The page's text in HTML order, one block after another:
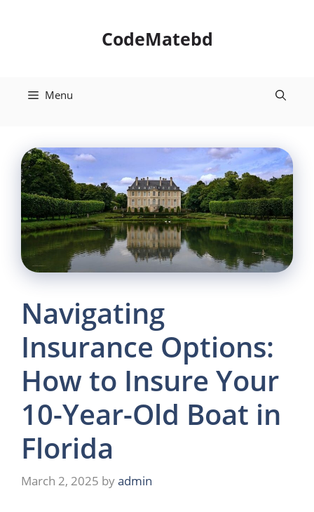
CodeMatebd
Menu
Navigating
Insurance Options:
How to Insure Your
10-Year-Old Boat in
Florida
March 2, 2025 byadmin